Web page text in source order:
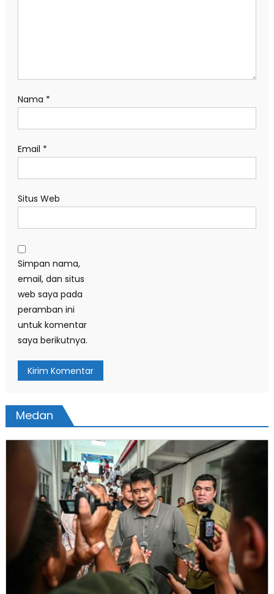
Nama *
Email *
Situs Web
Simpan nama,
email, dan situs
web saya pada
peramban ini
untuk komentar
saya berikutnya.
Medan